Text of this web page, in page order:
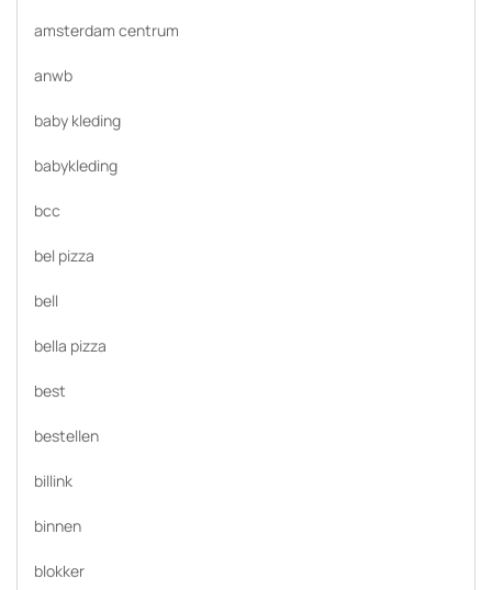
amsterdam centrum
anwb
baby kleding
babykleding
bcc
bel pizza
bell
bella pizza
best
bestellen
billink
binnen
blokker